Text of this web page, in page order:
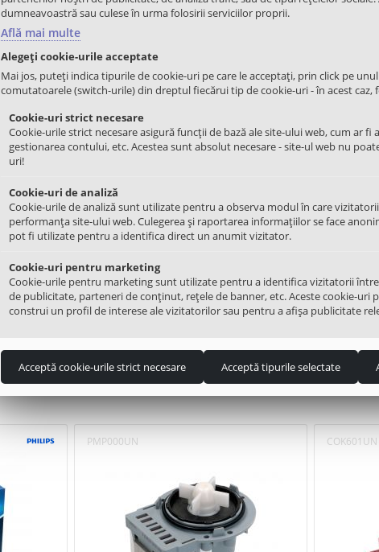
Garnitura cuva masina de spalat LG
−
ADAUGATI IN COS
Garnitura
DC69-
Cuva masina de spalat
PMP000UN COK601UN
dumneavoastră sau culese în urma folosirii serviciilor proprii.
Află mai multe
Alegeți cookie-urile acceptate
Mai jos, puteți indica tipurile de cookie-uri pe care le acceptați, prin click pe
comutatoarele (switch-urile) din dreptul fiecărui tip de cookie-uri - în acest
Cookie-uri strict necesare
Cookie-urile strict necesare asigură funcții de bază ale site-ului web, cum ar
gestionarea contului, etc. Acestea sunt absolut necesare - site-ul web nu
uri!
Cookie-uri de analiză
Cookie-urile de analiză sunt utilizate pentru a observa modul în care
performanța site-ului web. Culegerea și raportarea informațiilor se face
pot fi utilizate pentru a identifica direct un anumit vizitator.
Cookie-uri pentru marketing
Cookie-urile pentru marketing sunt utilizate pentru a identifica vizitatorii
de publicitate, parteneri de conținut, rețele de banner, etc. Aceste cookie-uri
construi un profil de interese ale vizitatorilor sau pentru a afișa publicitate
Acceptă cookie-urile strict necesare Acceptă tipurile selectate